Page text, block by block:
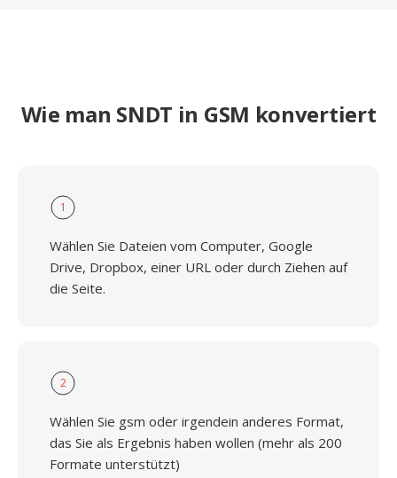
Wie man SNDT in GSM konvertiert
1
Wählen Sie Dateien vom Computer, Google
Drive, Dropbox, einer URL oder durch Ziehen auf
die Seite.
2
Wählen Sie gsm oder irgendein anderes Format,
das Sie als Ergebnis haben wollen (mehr als 200
Formate unterstützt)